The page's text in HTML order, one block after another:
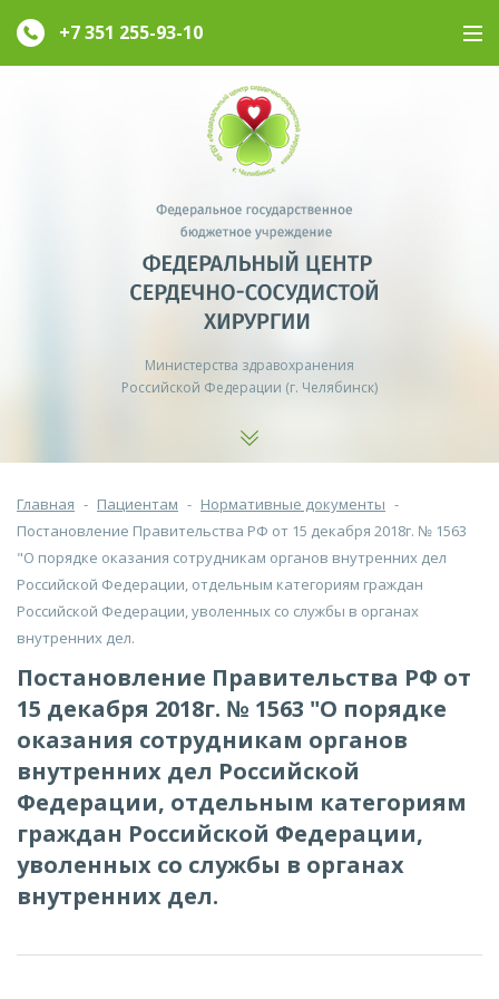
+7 351 255-93-10
Министерства здравохранения
Российской Федерации (г. Челябинск)
Главная - Пациентам - Нормативные документы -
Постановление Правительства РФ от 15 декабря 2018г. № 1563
"О порядке оказания сотрудникам органов внутренних дел
Российской Федерации, отдельным категориям граждан
Российской Федерации, уволенных со службы в органах
внутренних дел.
Постановление Правительства РФ от
15 декабря 2018г. № 1563 "О порядке
оказания сотрудникам органов
внутренних дел Российской
Федерации, отдельным категориям
граждан Российской Федерации,
уволенных со службы в органах
внутренних дел.